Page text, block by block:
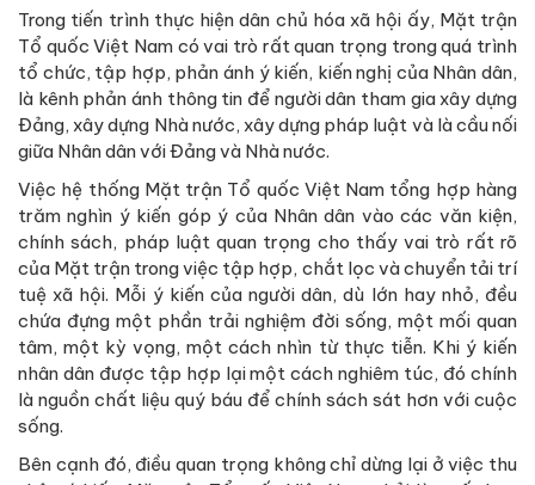
Trong tiến trình thực hiện dân chủ hóa xã hội ấy, Mặt trận
Tổ quốc Việt Nam có vai trò rất quan trọng trong quá trình
tổ chức, tập hợp, phản ánh ý kiến, kiến nghị của Nhân dân,
là kênh phản ánh thông tin để người dân tham gia xây dựng
Đảng, xây dựng Nhà nước, xây dựng pháp luật và là cầu nối
giữa Nhân dân với Đảng và Nhà nước.
Việc hệ thống Mặt trận Tổ quốc Việt Nam tổng hợp hàng
trăm nghìn ý kiến góp ý của Nhân dân vào các văn kiện,
chính sách, pháp luật quan trọng cho thấy vai trò rất rõ
của Mặt trận trong việc tập hợp, chắt lọc và chuyển tải trí
tuệ xã hội. Mỗi ý kiến của người dân, dù lớn hay nhỏ, đều
chứa đựng một phần trải nghiệm đời sống, một mối quan
tâm, một kỳ vọng, một cách nhìn từ thực tiễn. Khi ý kiến
nhân dân được tập hợp lại một cách nghiêm túc, đó chính
là nguồn chất liệu quý báu để chính sách sát hơn với cuộc
sống.
Bên cạnh đó, điều quan trọng không chỉ dừng lại ở việc thu